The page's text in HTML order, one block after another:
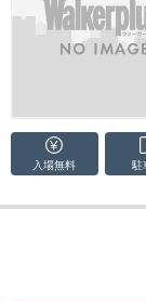
入場無料 駐